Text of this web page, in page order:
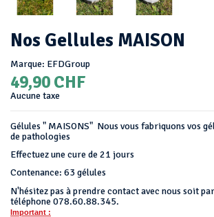
Nos Gellules MAISON
Marque: EFDGroup
49,90 CHF
Aucune taxe
Gélules " MAISONS" Nous vous fabriquons vos
de pathologies
Effectuez une cure de 21 jours
Contenance: 63 gélules
N'hésitez pas à prendre contact avec nous soit
téléphone 078.60.88.345.
Important :